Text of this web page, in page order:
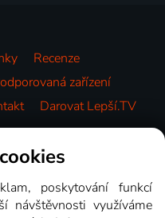
Recenze
zařízení
Darovat Lepší.TV
poskytování funkcí
návštěvnosti využíváme